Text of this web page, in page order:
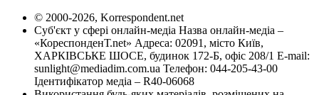
© 2000-2026, Korrespondent.net
Суб'єкт у сфері онлайн-медіа Назва онлайн-медіа –
«КореспонденТ.net» Адреса: 02091, місто Київ,
ХАРКІВСЬКЕ ШОСЕ, будинок 172-Б, офіс 208/1 E-mail:
sunlight@mediadim.com.ua Телефон: 044-205-43-00
Ідентифікатор медіа – R40-06068